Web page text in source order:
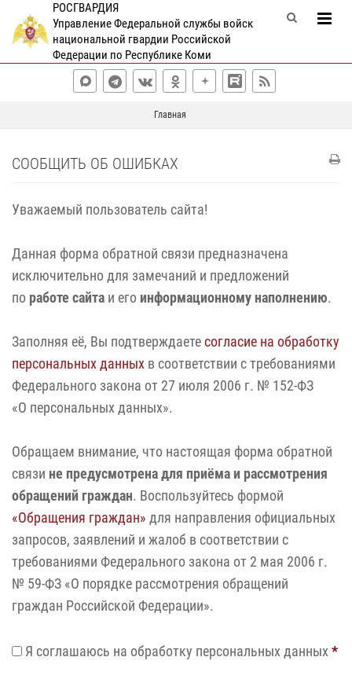
РОСГВАРДИЯ
Управление Федеральной службы войск
национальной гвардии Российской
Федерации по Республике Коми
Главная
СООБЩИТЬ ОБ ОШИБКАХ
Уважаемый пользователь сайта!
Данная форма обратной связи предназначена
исключительно для замечаний и предложений
по работе сайта и его информационному наполнению.
Заполняя её, Вы подтверждаетесогласие на обработку
персональных данных в соответствии с требованиями
Федерального закона от 27 июля 2006 г. № 152‑ФЗ
«О персональных данных».
Обращаем внимание, что настоящая форма обратной
связи не предусмотрена для приёма и рассмотрения
обращений граждан. Воспользуйтесь формой
«Обращения граждан» для направления официальных
запросов, заявлений и жалоб в соответствии с
требованиями Федерального закона от 2 мая 2006 г.
№ 59‑ФЗ «О порядке рассмотрения обращений
граждан Российской Федерации».
Я соглашаюсь на обработку персональных данных *